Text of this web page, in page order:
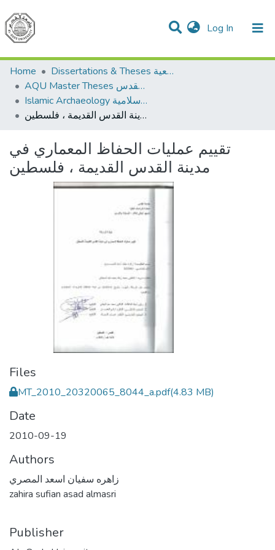
Log In (current)
Communities & Collections
All of DSpace
Home
Dissertations & Theses الرسائل الجامعية
AQU Master Theses الرسائل الجامعية الخاصة بجامعة القدس
Islamic Archaeology الأثار الاسلامية
تقييم عمليات الحفاظ المعماري في مدينة القدس القديمة ، فلسطين
تقييم عمليات الحفاظ المعماري في
مدينة القدس القديمة ، فلسطين
Files
MT_2010_20320065_8044_a.pdf(4.83 MB)
Date
2010-09-19
Authors
زاهره سفيان اسعد المصري
zahira sufian asad almasri
Publisher